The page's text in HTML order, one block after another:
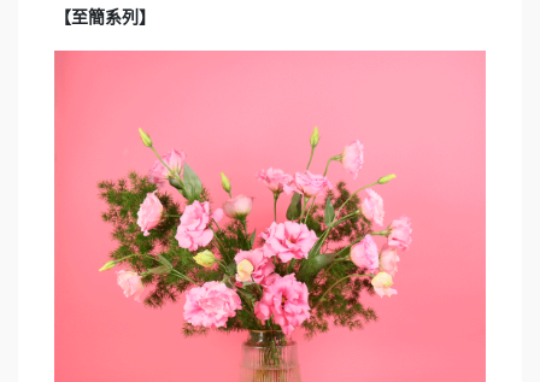
【至簡系列】